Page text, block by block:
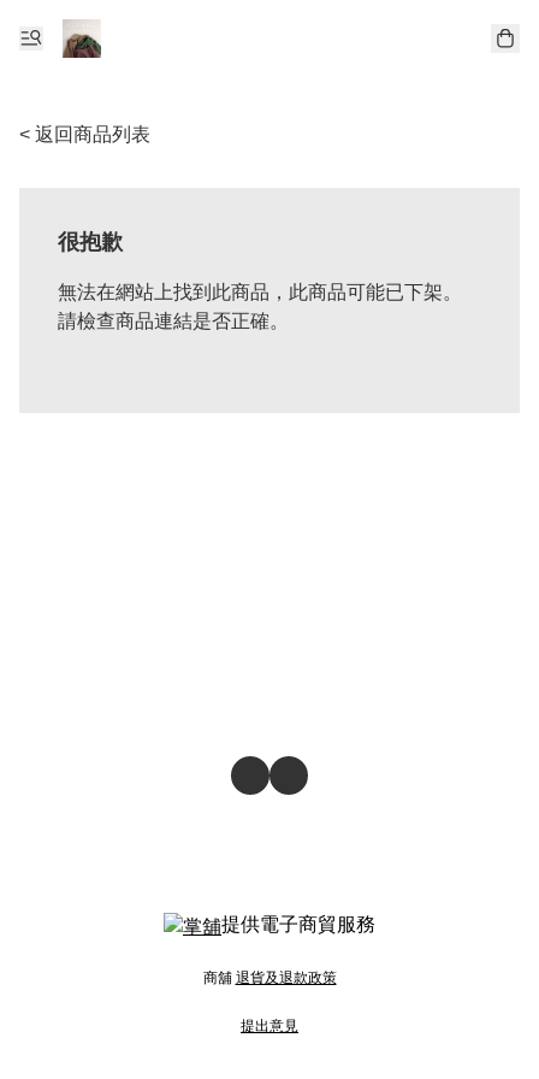
< 返回商品列表
很抱歉
無法在網站上找到此商品，此商品可能已下架。
請檢查商品連結是否正確。
提供電子商貿服務
商舖 退貨及退款政策
提出意見